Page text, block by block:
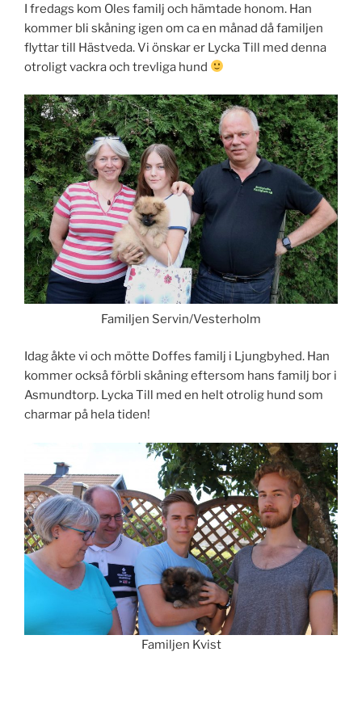
I fredags kom Oles familj och hämtade honom. Han
kommer bli skåning igen om ca en månad då familjen
flyttar till Hästveda. Vi önskar er Lycka Till med denna
otroligt vackra och trevliga hund
Familjen Servin/Vesterholm
Idag åkte vi och mötte Doffes familj i Ljungbyhed. Han
kommer också förbli skåning eftersom hans familj bor i
Asmundtorp. Lycka Till med en helt otrolig hund som
charmar på hela tiden!
Familjen Kvist